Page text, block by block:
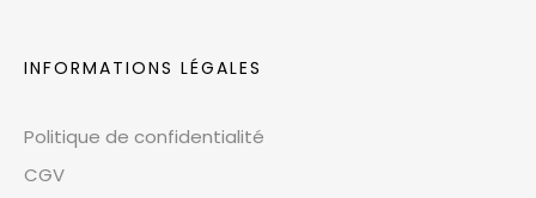
INFORMATIONS LÉGALES
Politique de confidentialité
CGV